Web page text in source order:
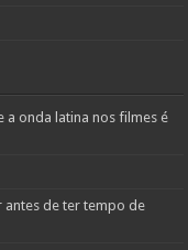
a onda latina nos filmes é
antes de ter tempo de